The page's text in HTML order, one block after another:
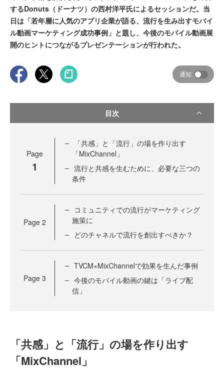
するDonuts（ドーナツ）の西村洋平氏によるセッションだ。当
日は「若年層に人気のアプリ企業が語る、流行を生み出すモバイ
ル動画マーケティング成功事例」と題し、今後のモバイル動画展
開のヒントにつながるプレゼンテーションが行われた。
通知
目次
Page
1
「共感」と「流行」の場を作り出す
「MixChannel」
流行と共感を生むために、必要な三つの
条件
Page 2
コミュニティでの流行がマーケティング
施策に
どのチャネルで流行を創出すべきか？
Page 3
TVCM×MixChannelで効果を生んだ事例
今後のモバイル動画の鍵は「ライブ配
信」
「共感」と「流行」の場を作り出す
「MixChannel」